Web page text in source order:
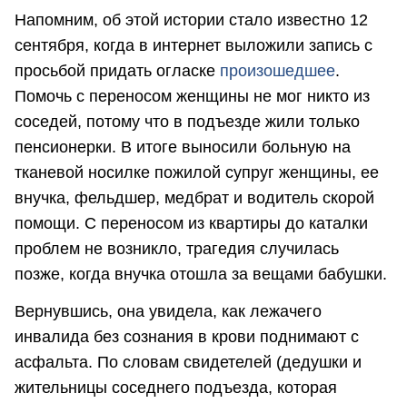
Напомним, об этой истории стало известно 12
сентября, когда в интернет выложили запись с
просьбой придать огласке произошедшее.
Помочь с переносом женщины не мог никто из
соседей, потому что в подъезде жили только
пенсионерки. В итоге выносили больную на
тканевой носилке пожилой супруг женщины, ее
внучка, фельдшер, медбрат и водитель скорой
помощи. С переносом из квартиры до каталки
проблем не возникло, трагедия случилась
позже, когда внучка отошла за вещами бабушки.
Вернувшись, она увидела, как лежачего
инвалида без сознания в крови поднимают с
асфальта. По словам свидетелей (дедушки и
жительницы соседнего подъезда, которая